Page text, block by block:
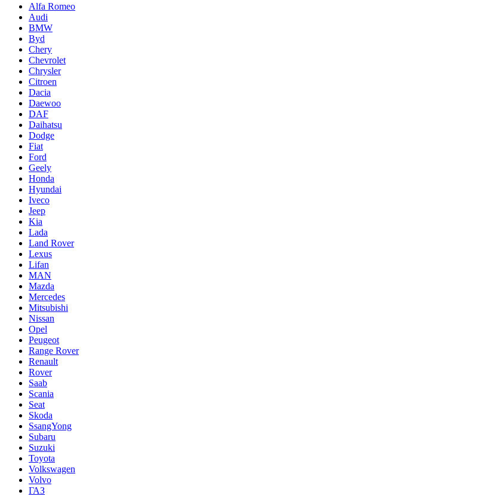
Alfa Romeo
Audi
BMW
Byd
Chery
Chevrolet
Chrysler
Citroen
Dacia
Daewoo
DAF
Daihatsu
Dodge
Fiat
Ford
Geely
Honda
Hyundai
Iveco
Jeep
Kia
Lada
Land Rover
Lexus
Lifan
MAN
Mazda
Mercedes
Mitsubishi
Nissan
Opel
Peugeot
Range Rover
Renault
Rover
Saab
Scania
Seat
Skoda
SsangYong
Subaru
Suzuki
Toyota
Volkswagen
Volvo
ГАЗ